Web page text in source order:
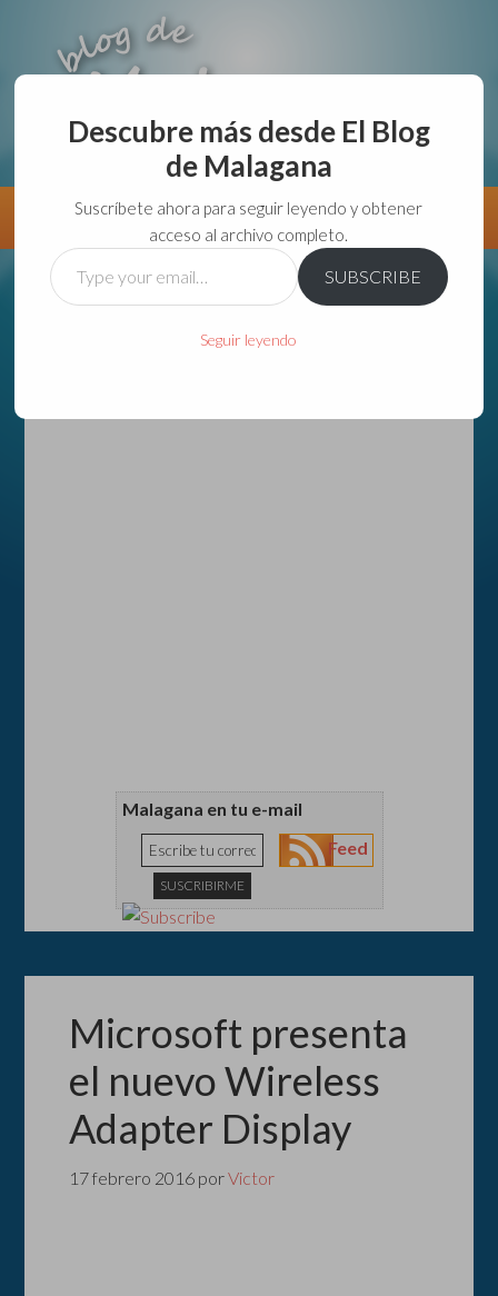
aunque lo haga de malas lo hago....
Información Directorio VivirGuadalajara
Malagana en tu e-mail
Feed
Microsoft presenta
el nuevo Wireless
Adapter Display
17 febrero 2016 porVictor
Descubre más desde El Blog
de Malagana
Suscríbete ahora para seguir leyendo y obtener
acceso al archivo completo.
Type
your
SUBSCRIBE
Seguir leyendo